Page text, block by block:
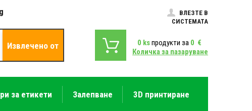
ВЛЕЗТЕ В
СИСТЕМАТА
Извлечено от 0 ksпродукти за 0 €
Количка за пазаруване
за етикети Залепване 3D принтиране